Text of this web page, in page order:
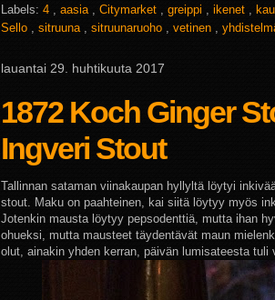
Labels: 4 , aasia , Citymarket , greippi , ikenet ,
Sello , sitruuna , sitruunaruoho , vetinen ,
lauantai 29. huhtikuuta 2017
1872 Koch Ginger
Ingveri Stout
Tallinnan sataman viinakaupan hyllyltä löytyi
stout. Maku on paahteinen, kai siitä löytyy myös
Jotenkin mausta löytyy pepsodenttiä, mutta ihan
ohueksi, mutta mausteet täydentävät maun
olut, ainakin yhden kerran, päivän lumisateesta